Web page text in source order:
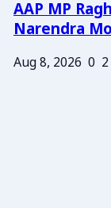
AAP MP
Narendra
Aug 8, 2026 0 2